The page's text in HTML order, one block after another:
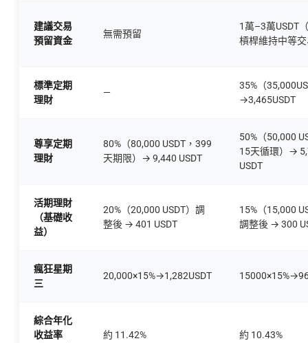
建議交易
預留資金
無需預留
1萬–3萬USDT
槓桿維持中等
標準定期
理財
—
35%（
→3,465USDT
尊享定期
理財
80%（80,000 USDT，399
天期限）→ 9,440 USDT
50%（50,000
15天循環）→
USDT
活期理財
（基礎收
益）
20%（20,000 USDT）調
整後 → 401 USDT
15%（15,000
調整後 → 300
瘋狂星期
三
20,000×15%→1,282USDT
綜合年化
收益率
約 11.42% 約 10.43%